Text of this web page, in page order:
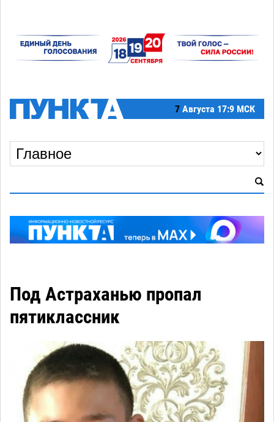
7 Августа 17:9 МСК
Под Астраханью пропал
пятиклассник